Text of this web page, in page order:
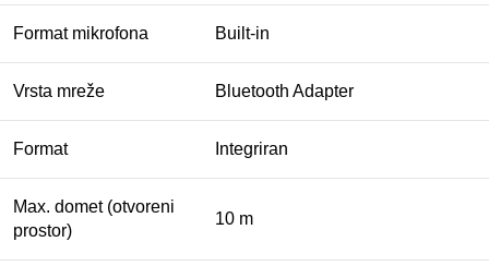
Format mikrofona Built-in
Vrsta mreže Bluetooth Adapter
Format Integriran
Max. domet (otvoreni
prostor)
10 m